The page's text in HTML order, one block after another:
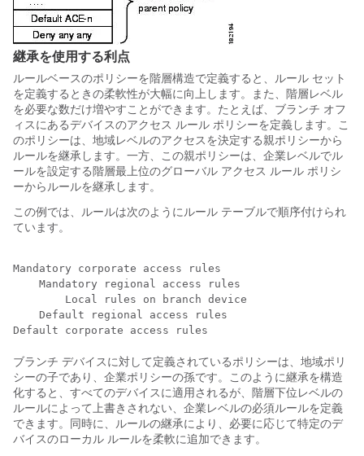
継承を使用する利点
ルールベースのポリシーを階層構造で定義すると、ルール セット
を定義するときの柔軟性が大幅に向上します。また、階層レベル
を必要な数だけ増やすことができます。たとえば、ブランチ オフ
ィスにあるデバイスのアクセス ルール ポリシーを定義します。こ
のポリシーは、地域レベルのアクセスを決定する親ポリシーから
ルールを継承します。一方、この親ポリシーは、企業レベルでル
ールを設定する階層最上位のグローバル アクセス ルール ポリシ
ーからルールを継承します。
この例では、ルールは次のようにルール テーブルで順序付けられ
ています。
Mandatory corporate access rules
    Mandatory regional access rules
        Local rules on branch device
    Default regional access rules
ブランチ デバイスに対して定義されているポリシーは、地域ポリ
シーの子であり、企業ポリシーの孫です。このように継承を構造
化すると、すべてのデバイスに適用されるが、階層下位レベルの
ルールによって上書きされない、企業レベルの必須ルールを定義
できます。同時に、ルールの継承により、必要に応じて特定のデ
バイスのローカル ルールを柔軟に追加できます。